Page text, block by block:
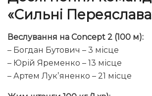
«Сильні
Веслування на Concept 2 (100 м):
– Богдан Бутович – 3 місце
– Юрій Яременко – 13 місце
– Артем Лукʼяненко – 21 місце